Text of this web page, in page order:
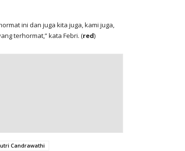
ini dan juga kita juga, kami juga,
terhormat,” kata Febri. (red)
Candrawathi